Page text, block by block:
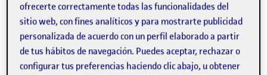
Semestre 20222 - Aula 4 19 Marzo, 2023
19 Marzo, 2023
ofrecerte correctamente todas las funcionalidades del
sitio web, con fines analíticos y para mostrarte publicidad
personalizada de acuerdo con un perfil elaborado a partir
de tus hábitos de navegación. Puedes aceptar, rechazar o
configurar tus preferencias haciendo clic abajo, u obtener